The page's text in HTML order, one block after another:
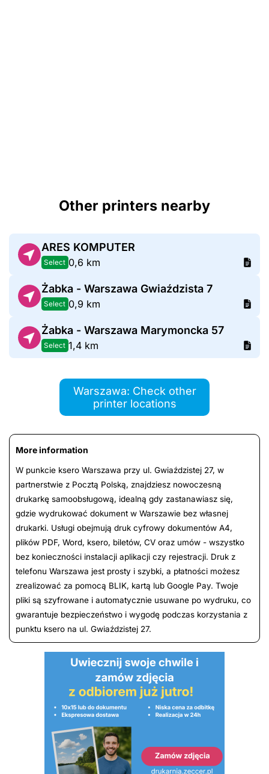
Other printers nearby
ARES KOMPUTER
Select 0,6 km
Żabka - Warszawa Gwiaździsta 7
Select 0,9 km
Żabka - Warszawa Marymoncka 57
Select 1,4 km
Warszawa: Check other
printer locations
More information
W punkcie ksero Warszawa przy ul. Gwiaździstej 27, w
partnerstwie z Pocztą Polską, znajdziesz nowoczesną
drukarkę samoobsługową, idealną gdy zastanawiasz się,
gdzie wydrukować dokument w Warszawie bez własnej
drukarki. Usługi obejmują druk cyfrowy dokumentów A4,
plików PDF, Word, ksero, biletów, CV oraz umów - wszystko
bez konieczności instalacji aplikacji czy rejestracji. Druk z
telefonu Warszawa jest prosty i szybki, a płatności możesz
zrealizować za pomocą BLIK, kartą lub Google Pay. Twoje
pliki są szyfrowane i automatycznie usuwane po wydruku, co
gwarantuje bezpieczeństwo i wygodę podczas korzystania z
punktu ksero na ul. Gwiaździstej 27.